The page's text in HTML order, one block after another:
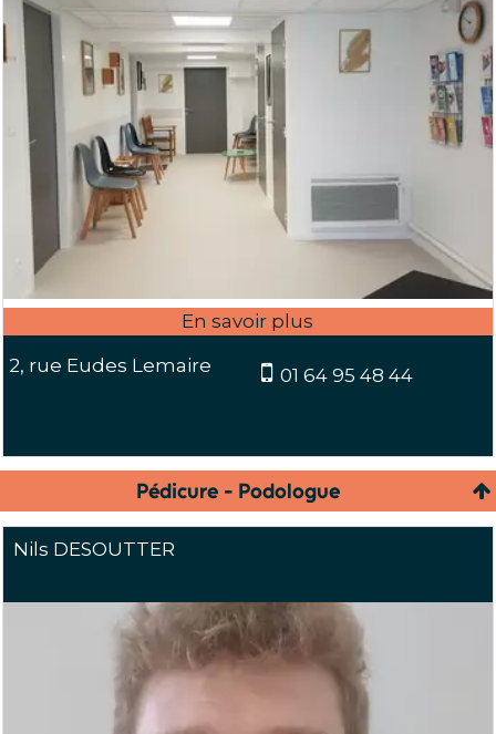
2, rue Eudes Lemaire 01 64 95 48 44
Pédicure - Podologue
Nils DESOUTTER